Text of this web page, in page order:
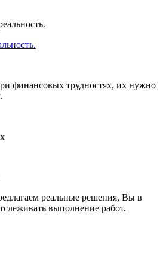
финансовых трудностях, их нужно
реальные решения, Вы в
выполнение работ.